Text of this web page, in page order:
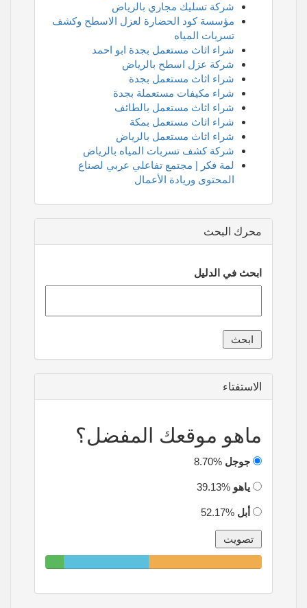
شركة تسليك مجاري بالرياض
مؤسسة كود الحضارة لعزل الاسطح وكشف
تسربات المياه
شراء اثاث مستعمل بجدة ابو احمد
شركة عزل اسطح بالرياض
شراء اثاث مستعمل بجدة
شراء مكيفات مستعملة بجدة
شراء اثاث مستعمل بالطائف
شراء اثاث مستعمل بمكة
شراء اثاث مستعمل بالرياض
شركة كشف تسربات المياه بالرياض
لمة فكر | مجتمع تفاعلي عربي لصناع
المحتوى وريادة الأعمال
محرك البحث
ابحث في الدليل
الاستفتاء
ماهو موقعك المفضل؟
جوجل
ياهو
أبل